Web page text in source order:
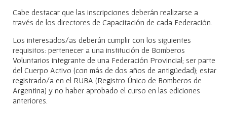
Cabe destacar que las inscripciones deberán realizarse a
través de los directores de Capacitación de cada Federación.
Los interesados/as deberán cumplir con los siguientes
requisitos: pertenecer a una institución de Bomberos
Voluntarios integrante de una Federación Provincial; ser parte
del Cuerpo Activo (con más de dos años de antigüedad); estar
registrado/a en el RUBA (Registro Único de Bomberos de
Argentina) y no haber aprobado el curso en las ediciones
anteriores.